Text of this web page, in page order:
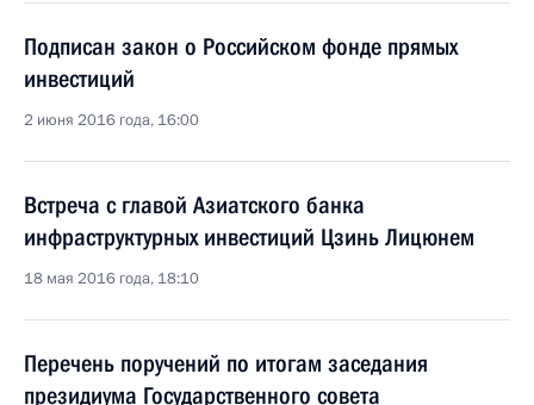
Подписан закон о Российском фонде прямых
инвестиций
2 июня 2016 года, 16:00
Встреча с главой Азиатского банка
инфраструктурных инвестиций Цзинь Лицюнем
18 мая 2016 года, 18:10
Перечень поручений по итогам заседания
президиума Государственного совета